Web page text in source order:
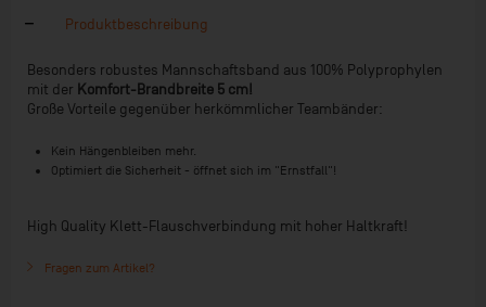
Produktbeschreibung
Besonders robustes Mannschaftsband aus 100% Polyprophylen
mit der Komfort-Brandbreite 5 cm!
Große Vorteile gegenüber herkömmlicher Teambänder:
Kein Hängenbleiben mehr.
Optimiert die Sicherheit - öffnet sich im "Ernstfall"!
High Quality Klett-Flauschverbindung mit hoher Haltkraft!
Fragen zum Artikel?